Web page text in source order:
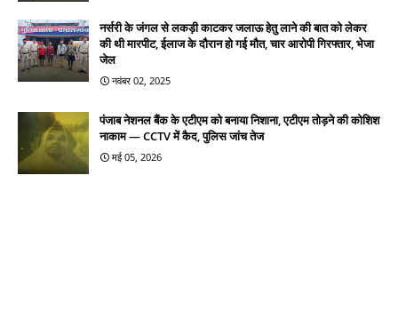
नर्सरी के जंगल से लकड़ी काटकर जलाऊ हेतु लाने की बात को लेकर
की थी मारपीट, ईलाज के दौरान हो गई मौत, चार आरोपी गिरफ्तार, भेजा
जेल
नवंबर 02, 2025
पंजाब नेशनल बैंक के एटीएम को बनाया निशाना, एटीएम तोड़ने की कोशिश
नाकाम — CCTV में कैद, पुलिस जांच तेज
मई 05, 2026